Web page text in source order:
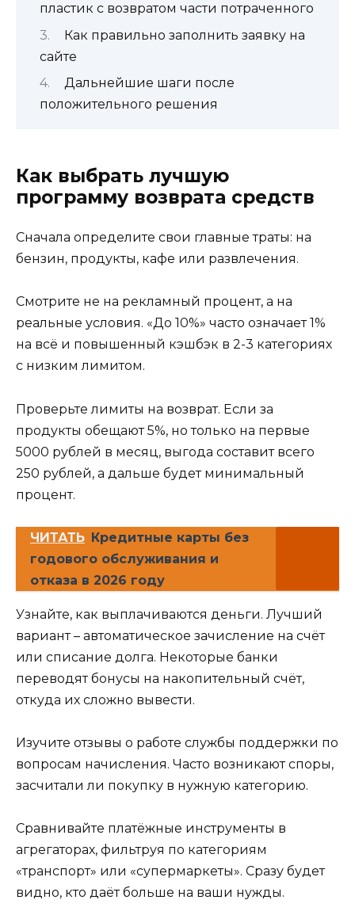
пластик с возвратом части потраченного
Как правильно заполнить заявку на
сайте
Дальнейшие шаги после
положительного решения
Как выбрать лучшую
программу возврата средств
Сначала определите свои главные траты: на
бензин, продукты, кафе или развлечения.
Смотрите не на рекламный процент, а на
реальные условия. «До 10%» часто означает 1%
на всё и повышенный кэшбэк в 2-3 категориях
с низким лимитом.
Проверьте лимиты на возврат. Если за
продукты обещают 5%, но только на первые
5000 рублей в месяц, выгода составит всего
250 рублей, а дальше будет минимальный
процент.
ЧИТАТЬ Кредитные карты без
годового обслуживания и
отказа в 2026 году
Узнайте, как выплачиваются деньги. Лучший
вариант – автоматическое зачисление на счёт
или списание долга. Некоторые банки
переводят бонусы на накопительный счёт,
откуда их сложно вывести.
Изучите отзывы о работе службы поддержки по
вопросам начисления. Часто возникают споры,
засчитали ли покупку в нужную категорию.
Сравнивайте платёжные инструменты в
агрегаторах, фильтруя по категориям
«транспорт» или «супермаркеты». Сразу будет
видно, кто даёт больше на ваши нужды.